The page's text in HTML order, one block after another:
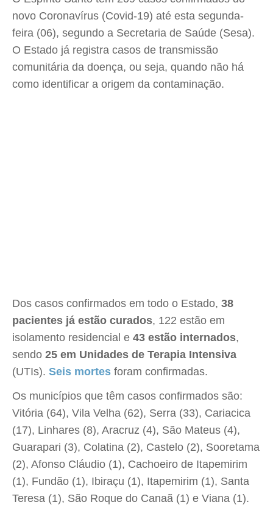
novo Coronavírus (Covid-19) até esta segunda-
feira (06), segundo a Secretaria de Saúde (Sesa).
O Estado já registra casos de transmissão
comunitária da doença, ou seja, quando não há
como identificar a origem da contaminação.
Dos casos confirmados em todo o Estado, 38
pacientes já estão curados, 122 estão em
isolamento residencial e 43 estão internados,
sendo 25 em Unidades de Terapia Intensiva
(UTIs). Seis mortes foram confirmadas.
Os municípios que têm casos confirmados são:
Vitória (64), Vila Velha (62), Serra (33), Cariacica
(17), Linhares (8), Aracruz (4), São Mateus (4),
Guarapari (3), Colatina (2), Castelo (2), Sooretama
(2), Afonso Cláudio (1), Cachoeiro de Itapemirim
(1), Fundão (1), Ibiraçu (1), Itapemirim (1), Santa
Teresa (1), São Roque do Canaã (1) e Viana (1).